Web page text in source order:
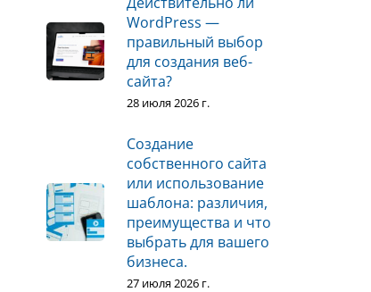
WordPress —
правильный выбор
для создания веб-
сайта?
28 июля 2026 г.
Создание
собственного сайта
или использование
шаблона: различия,
преимущества и что
выбрать для вашего
бизнеса.
27 июля 2026 г.